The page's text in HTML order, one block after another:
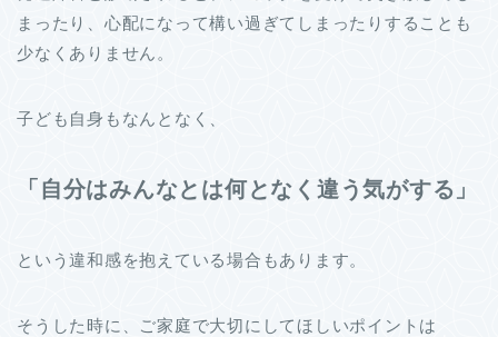
まったり、心配になって構い過ぎてしまったりすることも
少なくありません。
子ども自身もなんとなく、
「自分はみんなとは何となく違う気がする」
という違和感を抱えている場合もあります。
そうした時に、ご家庭で大切にしてほしいポイントは